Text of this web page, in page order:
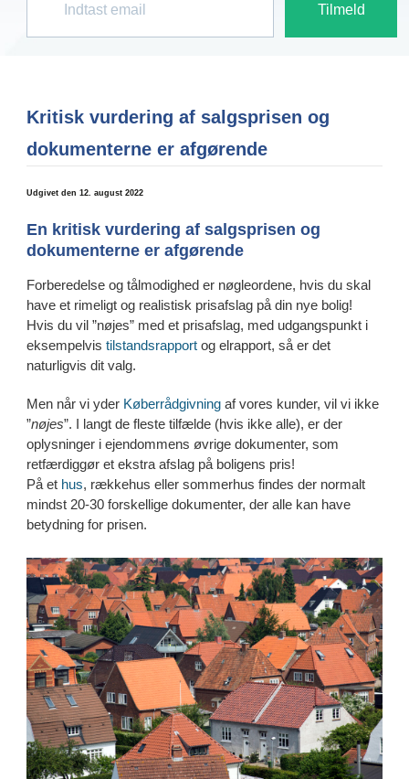
Kritisk vurdering af salgsprisen og
dokumenterne er afgørende
Udgivet den 12. august 2022
En kritisk vurdering af salgsprisen og
dokumenterne er afgørende
Forberedelse og tålmodighed er nøgleordene, hvis du skal
have et rimeligt og realistisk prisafslag på din nye bolig!
Hvis du vil ”nøjes” med et prisafslag, med udgangspunkt i
eksempelvis tilstandsrapportog elrapport, så er det
naturligvis dit valg.
Men når vi yder Køberrådgivningaf vores kunder, vil vi ikke
”nøjes”. I langt de fleste tilfælde (hvis ikke alle), er der
oplysninger i ejendommens øvrige dokumenter, som
retfærdiggør et ekstra afslag på boligens pris!
På et hus, rækkehus eller sommerhus findes der normalt
mindst 20-30 forskellige dokumenter, der alle kan have
betydning for prisen.